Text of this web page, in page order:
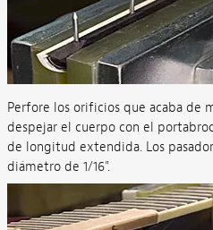
Perfore los orificios que acaba de
despejar el cuerpo con el
de longitud extendida. Los
diámetro de 1/16".